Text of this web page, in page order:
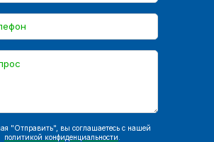
"Отправить", вы соглашаетесь с нашей
политикой конфиденциальности